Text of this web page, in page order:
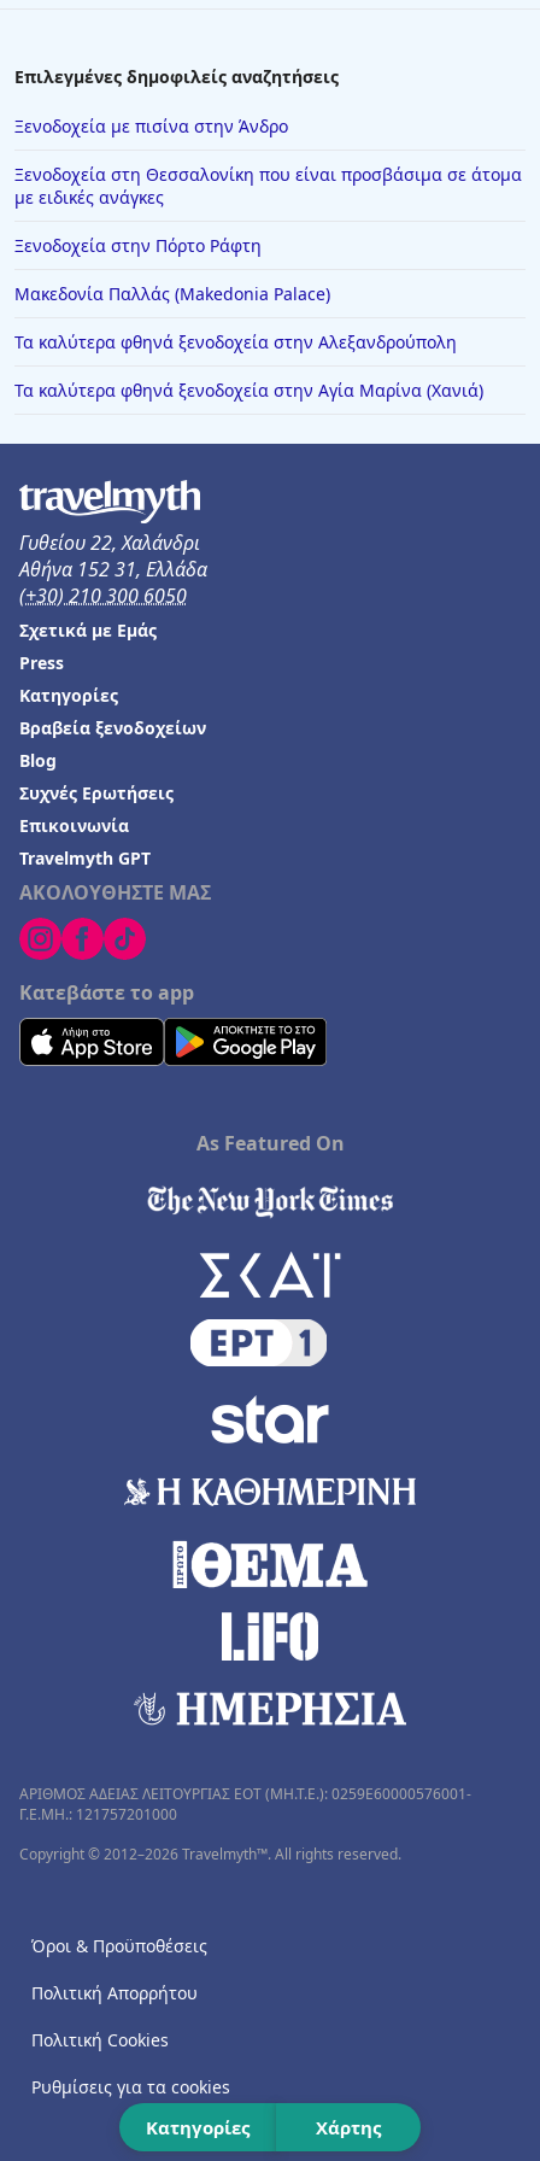
Ξενοδοχεία στο Παρίσι
Ξενοδοχεία στην Ελούντα
Ξενοδοχεία στη Στούπα
Ξενοδοχεία στην Καλλιθέα Χαλκιδική
Ξενοδοχεία στον Ωρωπό
Ξενοδοχεία στην Κρυοπηγή
Ξενοδοχεία στην Αμμουδιά
Ξενοδοχεία σε Αιτωλικό
Ξενοδοχεία στο Μουζάκι
Ξενοδοχεία στο Δρέπανο
Ξενοδοχεία στο Κανάλι
Ξενοδοχεία στον Πλακιά
Ξενοδοχεία στην Καλόγρια
Κατηγορίες Χάρτης
Επιλεγμένες δημοφιλείς αναζητήσεις
Ξενοδοχεία με πισίνα στην Άνδρο
Ξενοδοχεία στη Θεσσαλονίκη που είναι προσβάσιμα σε άτομα
με ειδικές ανάγκες
Ξενοδοχεία στην Πόρτο Ράφτη
Μακεδονία Παλλάς (Makedonia Palace)
Τα καλύτερα φθηνά ξενοδοχεία στην Αλεξανδρούπολη
Τα καλύτερα φθηνά ξενοδοχεία στην Αγία Μαρίνα (Χανιά)
Γυθείου 22, Χαλάνδρι
Αθήνα 152 31, Ελλάδα
(+30) 210 300 6050
ΑΚΟΛΟΥΘΗΣΤΕ ΜΑΣ
Κατεβάστε το app
Σχετικά με Εμάς
Press
Κατηγορίες
Βραβεία ξενοδοχείων
Blog
Συχνές Ερωτήσεις
Επικοινωνία
Travelmyth GPT
As Featured On
ΑΡΙΘΜΟΣ ΑΔΕΙΑΣ ΛΕΙΤΟΥΡΓΙΑΣ ΕΟΤ (MH.T.E.): 0259Ε60000576001-
Γ.Ε.ΜΗ.: 121757201000
Copyright © 2012–2026 Travelmyth™. All rights reserved.
Όροι & Προϋποθέσεις
Πολιτική Απορρήτου
Πολιτική Cookies
Ρυθμίσεις για τα cookies